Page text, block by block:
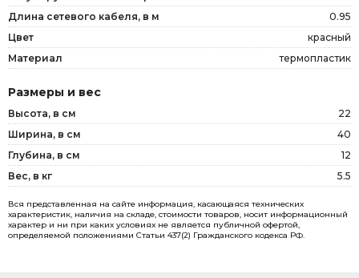
Длина сетевого кабеля, в м
0.95
Цвет
красный
Материал
термопластик
Размеры и вес
Высота, в см
22
Ширина, в см
40
Глубина, в см
12
Вес, в кг
5.5
Вся представленная на сайте информация, касающаяся технических
характеристик, наличия на складе, стоимости товаров, носит информационный
характер и ни при каких условиях не является публичной офертой,
определяемой положениями Статьи 437(2) Гражданского кодекса РФ.